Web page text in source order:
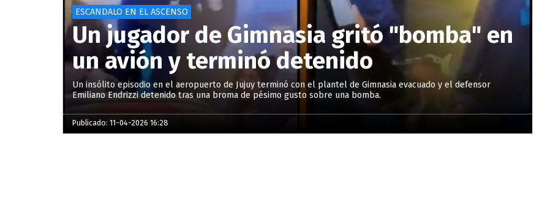
ESCANDALO EN EL ASCENSO
Un jugador de Gimnasia gritó "bomba" en
un avión y terminó detenido
Un insólito episodio en el aeropuerto de Jujuy terminó con el plantel de Gimnasia evacuado y el defensor
Emiliano Endrizzi detenido tras una broma de pésimo gusto sobre una bomba.
Publicado: 11-04-2026 16:28